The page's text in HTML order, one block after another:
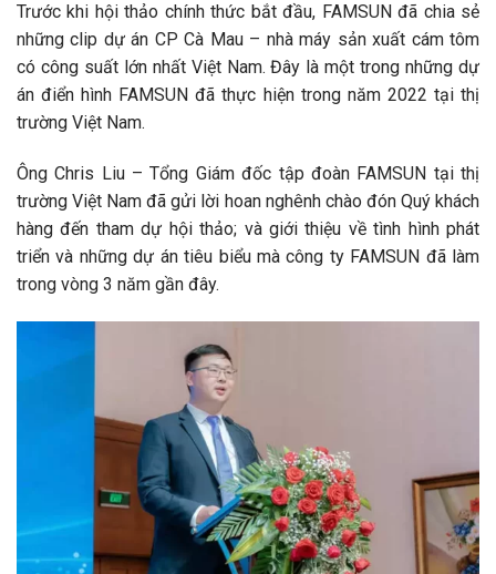
Trước khi hội thảo chính thức bắt đầu, FAMSUN đã chia sẻ
những clip dự án CP Cà Mau – nhà máy sản xuất cám tôm
có công suất lớn nhất Việt Nam. Đây là một trong những dự
án điển hình FAMSUN đã thực hiện trong năm 2022 tại thị
trường Việt Nam.
Ông Chris Liu – Tổng Giám đốc tập đoàn FAMSUN tại thị
trường Việt Nam đã gửi lời hoan nghênh chào đón Quý khách
hàng đến tham dự hội thảo; và giới thiệu về tình hình phát
triển và những dự án tiêu biểu mà công ty FAMSUN đã làm
trong vòng 3 năm gần đây.